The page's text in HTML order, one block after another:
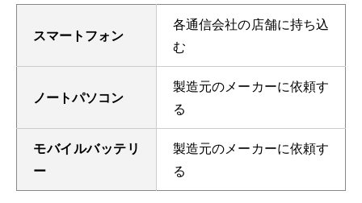
スマートフォン
各通信会社の店舗に持ち込
む
ノートパソコン
製造元のメーカーに依頼す
る
モバイルバッテリ
ー
製造元のメーカーに依頼す
る